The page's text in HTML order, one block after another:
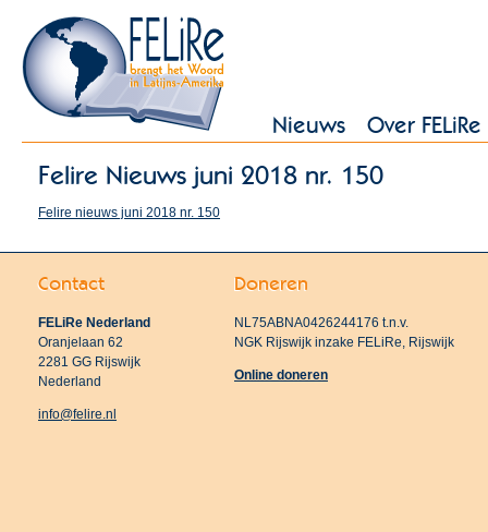
Nieuws Over FELiRe
Felire Nieuws juni 2018 nr. 150
Felire nieuws juni 2018 nr. 150
Contact
FELiRe Nederland
Oranjelaan 62
2281 GG Rijswijk
Nederland
info@felire.nl
Doneren
NL75ABNA0426244176 t.n.v.
NGK Rijswijk inzake FELiRe, Rijswijk
Online doneren